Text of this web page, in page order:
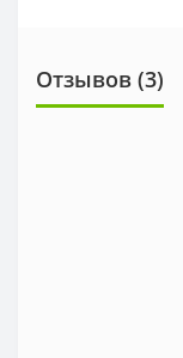
Отзывов (3)